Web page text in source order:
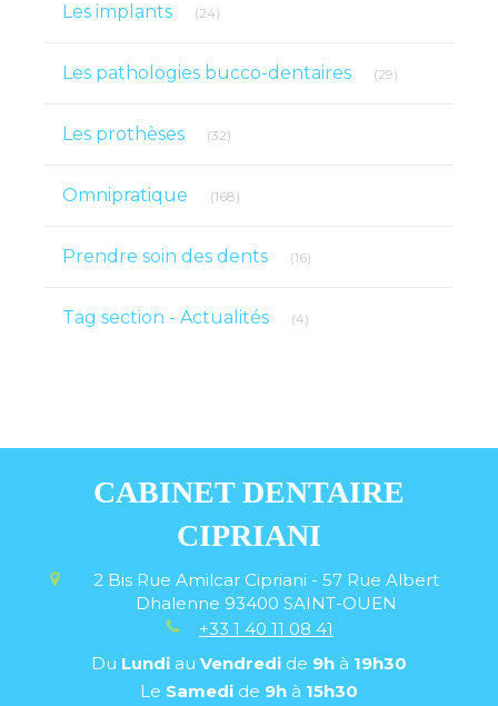
Les implants (24)
Les pathologies bucco-dentaires (29)
Les prothèses (32)
Omnipratique (168)
Prendre soin des dents (16)
Tag section - Actualités (4)
CABINET DENTAIRE
CIPRIANI
2 Bis Rue Amilcar Cipriani - 57 Rue Albert
Dhalenne 93400 SAINT-OUEN
+33 1 40 11 08 41
Du Lundi au Vendredi de 9h à 19h30
Le Samedi de 9h à 15h30